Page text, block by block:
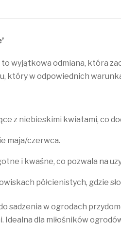
wyjątkowa odmiana, która
który w odpowiednich
z niebieskimi kwiatami, co
maja/czerwca.
i kwaśne, co pozwala na
półcienistych, gdzie
sadzenia w ogrodach
Idealna dla miłośników